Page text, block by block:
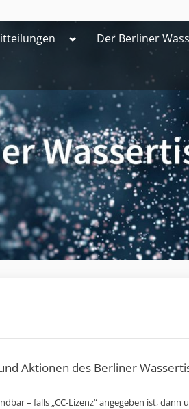
ToggleDer Berliner
Aktionen des Berliner
– falls „CC-Lizenz“ angegeben ist, dann